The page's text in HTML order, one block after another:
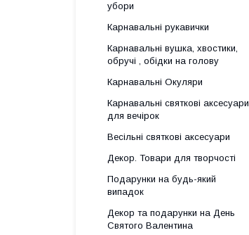
убори
Карнавальні рукавички
Карнавальні вушка, хвостики,
обручі , обідки на голову
Карнавальні Окуляри
Карнавальні святкові аксесуари
для вечірок
Весільні святкові аксесуари
Декор. Товари для творчості
Подарунки на будь-який
випадок
Декор та подарунки на День
Святого Валентина